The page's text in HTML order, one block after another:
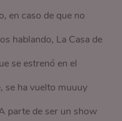
en caso de que no
hablando, La Casa de
se estrenó en el
se ha vuelto muuuy
parte de ser un show